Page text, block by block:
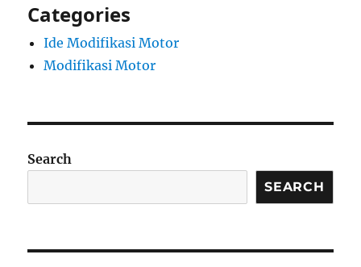
Categories
Ide Modifikasi Motor
Modifikasi Motor
Search
SEARCH